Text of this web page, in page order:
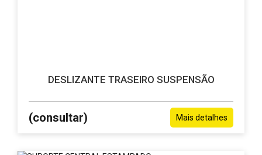
DESLIZANTE TRASEIRO SUSPENSÃO
(consultar) Mais detalhes